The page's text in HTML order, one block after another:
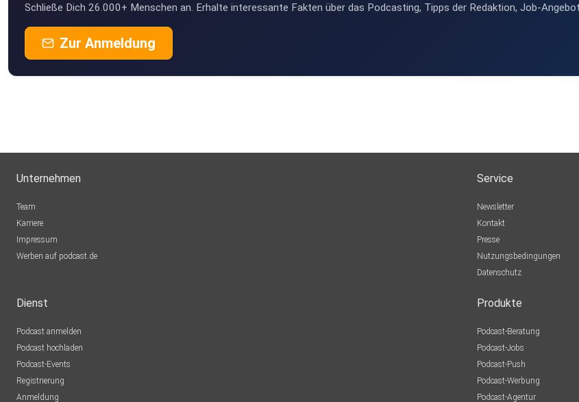
Schließe Dich 26.000+ Menschen an. Erhalte interessante Fakten über das Podcasting, Tipps der Redaktion, Job-
Zur Anmeldung
Unternehmen
Team
Karriere
Impressum
Werben auf podcast.de
Service
Newsletter
Kontakt
Presse
Nutzungsbedingungen
Datenschutz
Dienst
Podcast anmelden
Podcast hochladen
Podcast-Events
Registrierung
Anmeldung
Produkte
Podcast-Beratung
Podcast-Jobs
Podcast-Push
Podcast-Werbung
Podcast-Agentur